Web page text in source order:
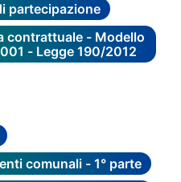
partecipazione
contrattuale - Modello
- Legge 190/2012
comunali - 1° parte